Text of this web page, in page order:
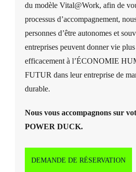
du modèle Vital@Work, afin de
processus d’accompagnement,
personnes d’être autonomes et
entreprises peuvent donner vie
efficacement à l’ÉCONOMIE
FUTUR dans leur entreprise de
durable.
Nous vous accompagnons sur
POWER DUCK.
DEMANDE DE RÉSERVATION